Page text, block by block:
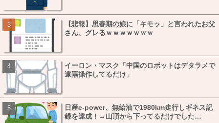
【悲報】思春期の娘に「キモッ」と言われたお父
さん、グレるｗｗｗｗｗｗｗ
イーロン・マスク「中国のロボットはデタラメで
遠隔操作してるだけ」
日産e-power、無給油で1980km走行しギネス記
録を達成！→山頂から下ってるだけでした…